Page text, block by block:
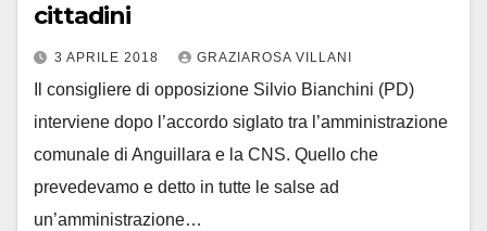
cittadini
3 APRILE 2018 GRAZIAROSA VILLANI
Il consigliere di opposizione Silvio Bianchini (PD)
interviene dopo l’accordo siglato tra l’amministrazione
comunale di Anguillara e la CNS. Quello che
prevedevamo e detto in tutte le salse ad
un’amministrazione…